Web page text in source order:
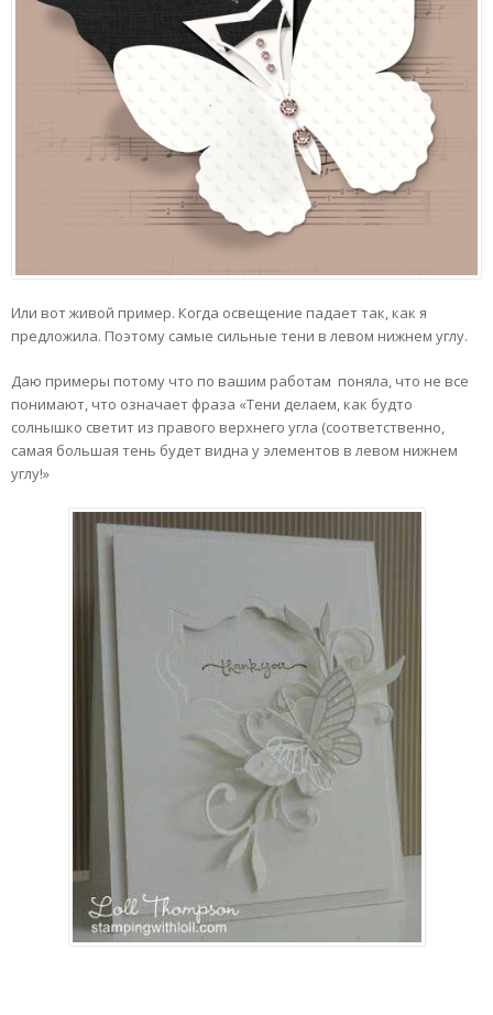
Или вот живой пример. Когда освещение падает так, как я
предложила. Поэтому самые сильные тени в левом нижнем углу.
Даю примеры потому что по вашим работам поняла, что не все
понимают, что означает фраза «Тени делаем, как будто
солнышко светит из правого верхнего угла (соответственно,
самая большая тень будет видна у элементов в левом нижнем
углу!»